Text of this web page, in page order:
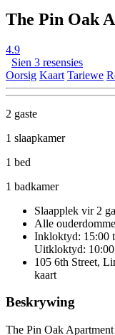
The Pin Oak
4.9
Sien 3 resensies
Oorsig Kaart Tariewe
2 gaste
1 slaapkamer
1 bed
1 badkamer
Slaapplek vir 2
Alle
Inkloktyd: 15:00
Uitkloktyd: 10:00
105 6th Street,
kaart
Beskrywing
The Pin Oak